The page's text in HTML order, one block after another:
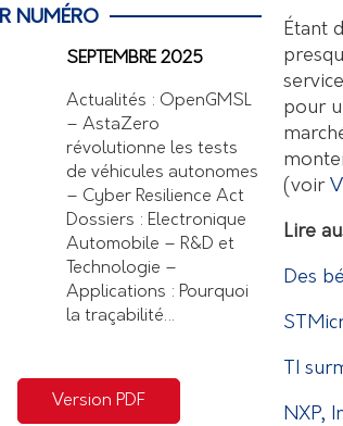
Étant
pour
(voir
Lire
Des
TI
NXP,
NUMÉRO
SEPTEMBRE 2025
Actualités : OpenGMSL
– AstaZero
révolutionne les tests
de véhicules autonomes
– Cyber Resilience Act
Dossiers : Electronique
Automobile – R&D et
Technologie –
Applications : Pourquoi
la traçabilité…
Version PDF